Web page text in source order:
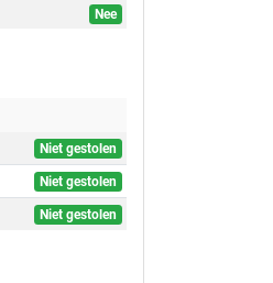
Nee
Niet gestolen
Niet gestolen
Niet gestolen